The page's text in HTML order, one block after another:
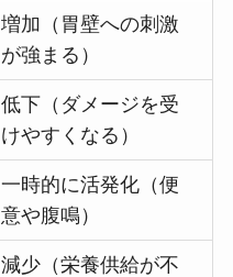
増加（胃壁への刺激
が強まる）
低下（ダメージを受
けやすくなる）
一時的に活発化（便
意や腹鳴）
減少（栄養供給が不